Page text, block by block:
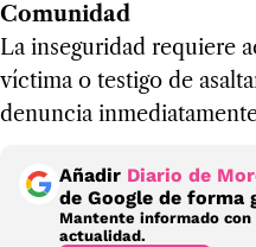
Comunidad
La inseguridad requiere
víctima o testigo de
denuncia
Añadir Diario de
de Google de forma
Mantente informado
actualidad.